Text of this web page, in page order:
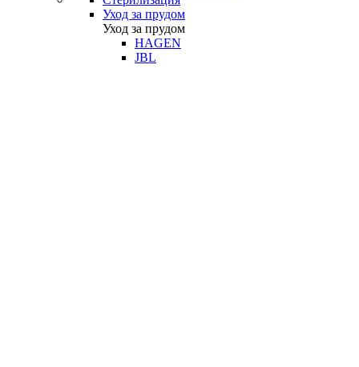
Уход за прудом
Уход за прудом
HAGEN
JBL